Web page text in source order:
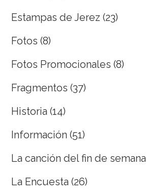
Estampas de Jerez (23)
Fotos (8)
Fotos Promocionales (8)
Fragmentos (37)
Historia (14)
Información (51)
La canción del fin de semana
La Encuesta (26)